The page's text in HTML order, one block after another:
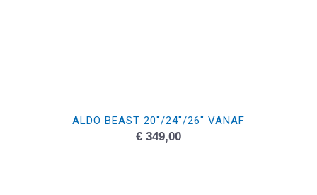
ALDO BEAST 20″/24″/26″ VANAF
€349,00